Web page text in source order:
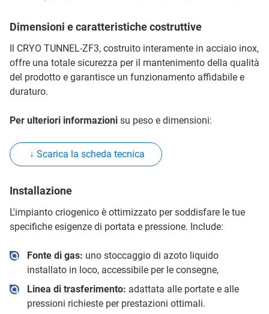
Dimensioni e caratteristiche costruttive
Il CRYO TUNNEL-ZF3, costruito interamente in acciaio inox,
offre una totale sicurezza per il mantenimento della qualità
del prodotto e garantisce un funzionamento affidabile e
duraturo.
Per ulteriori informazioni su peso e dimensioni:
↓ Scarica la scheda tecnica
Installazione
L'impianto criogenico è ottimizzato per soddisfare le tue
specifiche esigenze di portata e pressione. Include:
Fonte di gas: uno stoccaggio di azoto liquido
installato in loco, accessibile per le consegne,
Linea di trasferimento: adattata alle portate e alle
pressioni richieste per prestazioni ottimali.